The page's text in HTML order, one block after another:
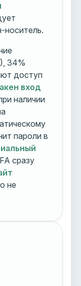
носитель.
34%
доступ
вход
наличии
пароли в
сразу
не